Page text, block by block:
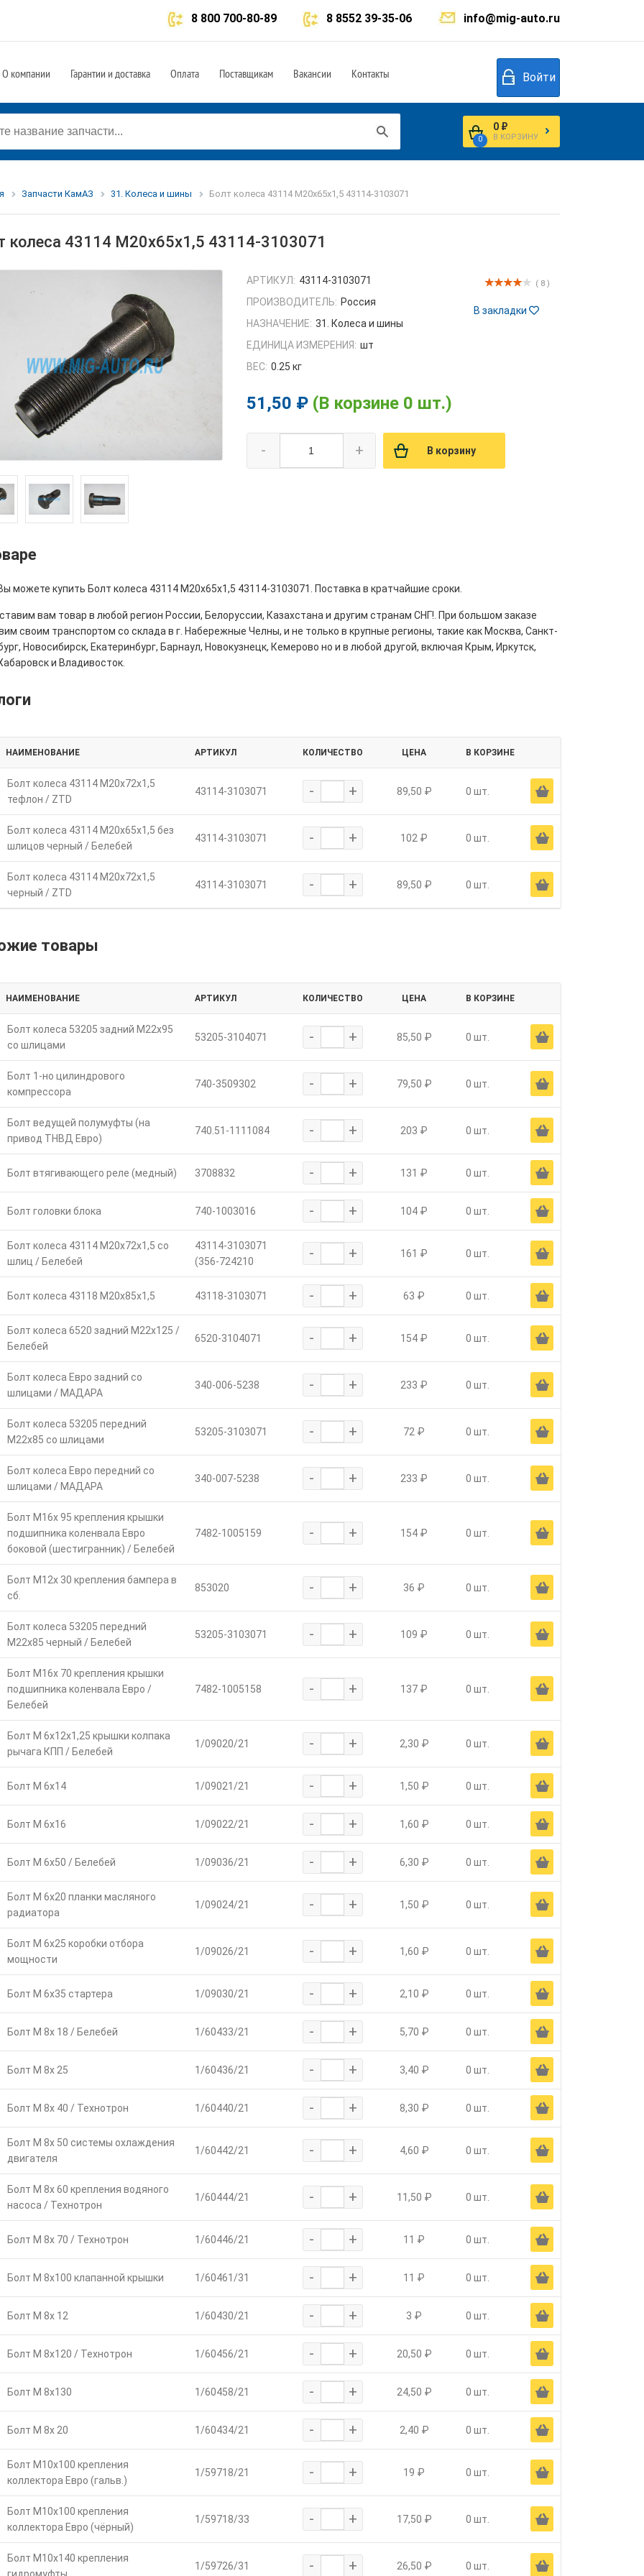
info@mig-auto.ru
8 8552 39-35-06
8 800 700-80-89
О компании Гарантии и доставка Оплата Поставщикам Вакансии Контакты Войти
0
0 ₽
В КОРЗИНУ
Запчасти КамАЗ 31. Колеса и шины Болт колеса 43114 М20х65х1,5 43114-3103071
колеса 43114 М20х65х1,5 43114-3103071
( 8 )
В закладки
АРТИКУЛ: 43114-3103071
ПРОИЗВОДИТЕЛЬ: Россия
НАЗНАЧЕНИЕ: 31. Колеса и шины
ЕДИНИЦА ИЗМЕРЕНИЯ: шт
ВЕС: 0.25 кг
51,50 ₽ (В корзине 0 шт.)
- + В корзину
можете купить Болт колеса 43114 М20х65х1,5 43114-3103071. Поставка в кратчайшие сроки.
вам товар в любой регион России, Белоруссии, Казахстана и другим странам СНГ!. При большом заказе
своим транспортом со склада в г. Набережные Челны, и не только в крупные регионы, такие как Москва, Санкт-
Новосибирск, Екатеринбург, Барнаул, Новокузнецк, Кемерово но и в любой другой, включая Крым, Иркутск,
и Владивосток.
НАИМЕНОВАНИЕ АРТИКУЛ КОЛИЧЕСТВО ЦЕНА В КОРЗИНЕ
Болт колеса 43114 М20х72х1,5
тефлон / ZTD
43114-3103071 - + 89,50 ₽ 0 шт. Ä
Болт колеса 43114 М20х65х1,5 без
шлицов черный / Белебей
43114-3103071 - + 102 ₽ 0 шт. Ä
Болт колеса 43114 М20х72х1,5
черный / ZTD
43114-3103071 - + 89,50 ₽ 0 шт. Ä
товары
НАИМЕНОВАНИЕ АРТИКУЛ КОЛИЧЕСТВО ЦЕНА В КОРЗИНЕ
Болт колеса 53205 задний М22х95
со шлицами
53205-3104071 - + 85,50 ₽ 0 шт. Ä
Болт 1-но цилиндрового
компрессора
740-3509302 - + 79,50 ₽ 0 шт. Ä
Болт ведущей полумуфты (на
привод ТНВД Евро)
740.51-1111084 - + 203 ₽ 0 шт. Ä
Болт втягивающего реле (медный) 3708832 - + 131 ₽ 0 шт. Ä
Болт головки блока 740-1003016 - + 104 ₽ 0 шт. Ä
Болт колеса 43114 М20х72х1,5 со
шлиц / Белебей
43114-3103071
(356-724210
- + 161 ₽ 0 шт. Ä
Болт колеса 43118 М20х85х1,5 43118-3103071 - + 63 ₽ 0 шт. Ä
Болт колеса 6520 задний М22х125 /
Белебей
6520-3104071 - + 154 ₽ 0 шт. Ä
Болт колеса Евро задний со
шлицами / МАДАРА
340-006-5238 - + 233 ₽ 0 шт. Ä
Болт колеса 53205 передний
М22х85 со шлицами
53205-3103071 - + 72 ₽ 0 шт. Ä
Болт колеса Евро передний со
шлицами / МАДАРА
340-007-5238 - + 233 ₽ 0 шт. Ä
Болт М16х 95 крепления крышки
подшипника коленвала Евро
боковой (шестигранник) / Белебей
7482-1005159 - + 154 ₽ 0 шт. Ä
Болт М12х 30 крепления бампера в
сб.
853020 - + 36 ₽ 0 шт. Ä
Болт колеса 53205 передний
М22х85 черный / Белебей
53205-3103071 - + 109 ₽ 0 шт. Ä
Болт М16х 70 крепления крышки
подшипника коленвала Евро /
Белебей
7482-1005158 - + 137 ₽ 0 шт. Ä
Болт М 6х12х1,25 крышки колпака
рычага КПП / Белебей
1/09020/21 - + 2,30 ₽ 0 шт. Ä
Болт М 6х14 1/09021/21 - + 1,50 ₽ 0 шт. Ä
Болт М 6х16 1/09022/21 - + 1,60 ₽ 0 шт. Ä
Болт М 6х50 / Белебей 1/09036/21 - + 6,30 ₽ 0 шт. Ä
Болт М 6х20 планки масляного
радиатора
1/09024/21 - + 1,50 ₽ 0 шт. Ä
Болт М 6х25 коробки отбора
мощности
1/09026/21 - + 1,60 ₽ 0 шт. Ä
Болт М 6х35 стартера 1/09030/21 - + 2,10 ₽ 0 шт. Ä
Болт М 8х 18 / Белебей 1/60433/21 - + 5,70 ₽ 0 шт. Ä
Болт М 8х 25 1/60436/21 - + 3,40 ₽ 0 шт. Ä
Болт М 8х 40 / Технотрон 1/60440/21 - + 8,30 ₽ 0 шт. Ä
Болт М 8х 50 системы охлаждения
двигателя
1/60442/21 - + 4,60 ₽ 0 шт. Ä
Болт М 8х 60 крепления водяного
насоса / Технотрон
1/60444/21 - + 11,50 ₽ 0 шт. Ä
Болт М 8х 70 / Технотрон 1/60446/21 - + 11 ₽ 0 шт. Ä
Болт М 8х100 клапанной крышки 1/60461/31 - + 11 ₽ 0 шт. Ä
Болт М 8х 12 1/60430/21 - + 3 ₽ 0 шт. Ä
Болт М 8х120 / Технотрон 1/60456/21 - + 20,50 ₽ 0 шт. Ä
Болт М 8х130 1/60458/21 - + 24,50 ₽ 0 шт. Ä
Болт М 8х 20 1/60434/21 - + 2,40 ₽ 0 шт. Ä
Болт М10х100 крепления
коллектора Евро (гальв.)
1/59718/21 - + 19 ₽ 0 шт. Ä
Болт М10х100 крепления
коллектора Евро (чёрный)
1/59718/33 - + 17,50 ₽ 0 шт. Ä
Болт М10х140 крепления
1/59726/31 - + 26,50 ₽ 0 шт. Ä